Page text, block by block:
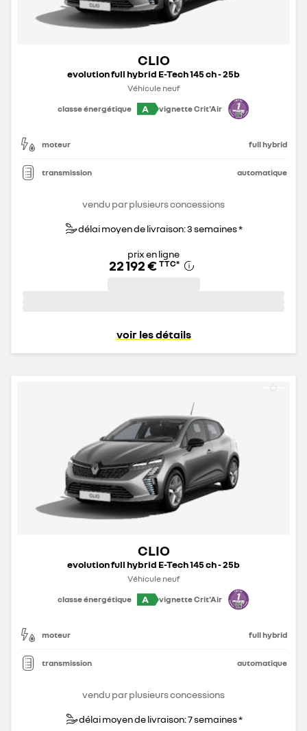
CLIO
evolution full hybrid E-Tech 145 ch - 25b
Véhicule neuf
classe énergétique
A vignette Crit'Air
moteur full hybrid
transmission automatique
vendu par plusieurs concessions
délai moyen de livraison: 3 semaines *
prix en ligne
22 192 € TTC*
voir les détails
CLIO
evolution full hybrid E-Tech 145 ch - 25b
Véhicule neuf
classe énergétique
A vignette Crit'Air
moteur full hybrid
transmission automatique
vendu par plusieurs concessions
délai moyen de livraison: 7 semaines *